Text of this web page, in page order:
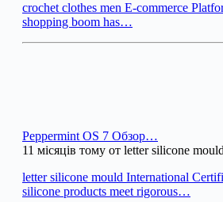
crochet clothes men E-commerce
shopping boom has…
Peppermint OS 7 Обзор…
11 місяців тому от letter silicone mould
letter silicone mould International
silicone products meet rigorous…